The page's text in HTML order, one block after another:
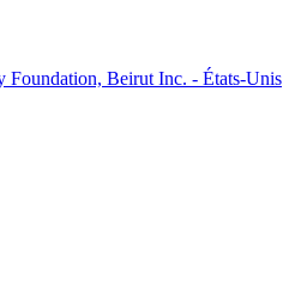
Foundation, Beirut Inc. - États-Unis